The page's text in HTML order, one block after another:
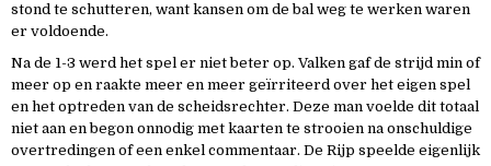
stond te schutteren, want kansen om de bal weg te werken waren
er voldoende.
Na de 1-3 werd het spel er niet beter op. Valken gaf de strijd min of
meer op en raakte meer en meer geïrriteerd over het eigen spel
en het optreden van de scheidsrechter. Deze man voelde dit totaal
niet aan en begon onnodig met kaarten te strooien na onschuldige
overtredingen of een enkel commentaar. De Rijp speelde eigenlijk